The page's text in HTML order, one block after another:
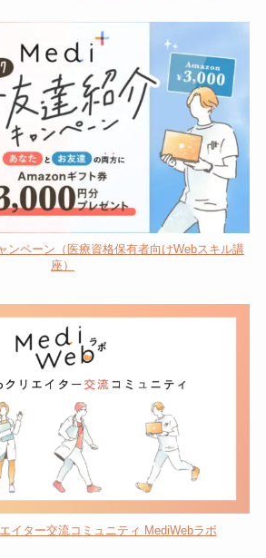
ンペーン（医療資格保有者向けWebスキル講
座）
イター交流コミュニティ MediWebラボ